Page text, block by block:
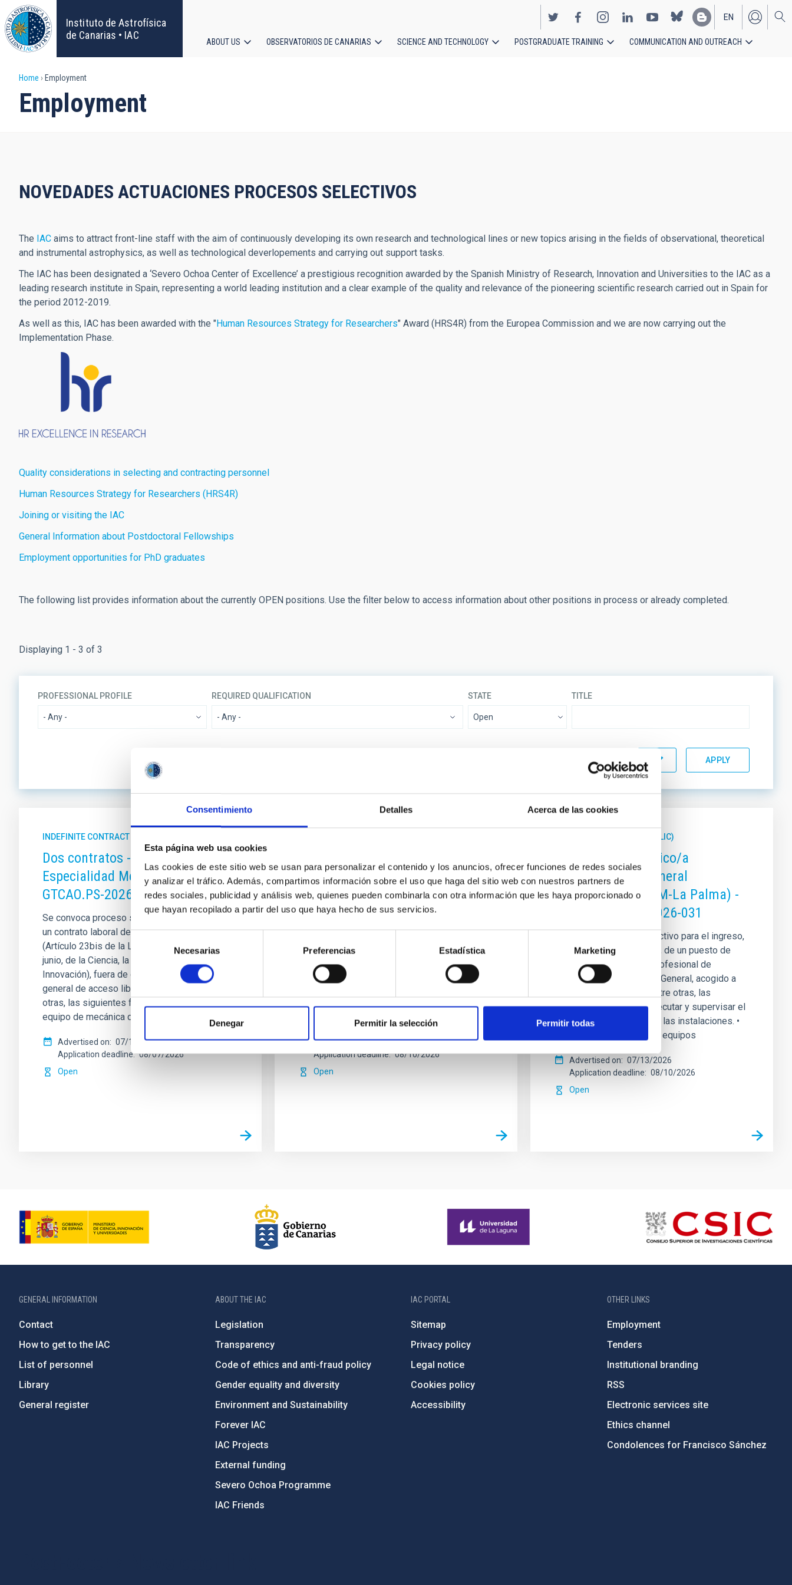
Consentimiento Detalles Acerca de las cookies
Esta página web usa cookies
Las cookies de este sitio web se usan para personalizar el contenido y los anuncios, ofrecer funciones de redes sociales
y analizar el tráfico. Además, compartimos información sobre el uso que haga del sitio web con nuestros partners de
redes sociales, publicidad y análisis web, quienes pueden combinarla con otra información que les haya proporcionado o
que hayan recopilado a partir del uso que haya hecho de sus servicios.
de
consentimiento
Necesarias Preferencias Estadística Marketing
Denegar Permitir la selección Permitir todas
Skip
to
main
content
Instituto de Astrofísica
de Canarias • IAC
EN
ES
ABOUT US OBSERVATORIOS DE CANARIAS SCIENCE AND TECHNOLOGY POSTGRADUATE TRAINING COMMUNICATION AND OUTREACH
Breadcrumb
Home Employment
Employment
NOVEDADES ACTUACIONES PROCESOS SELECTIVOS
The IAC aims to attract front-line staff with the aim of continuously developing its own research and technological lines or new topics arising in the fields of observational, theoretical
and instrumental astrophysics, as well as technological deverlopements and carrying out support tasks.
The IAC has been designated a ‘Severo Ochoa Center of Excellence’ a prestigious recognition awarded by the Spanish Ministry of Research, Innovation and Universities to the IAC as a
leading research institute in Spain, representing a world leading institution and a clear example of the quality and relevance of the pioneering scientific research carried out in Spain for
the period 2012-2019.
As well as this, IAC has been awarded with the "Human Resources Strategy for Researchers" Award (HRS4R) from the Europea Commission and we are now carrying out the
Implementation Phase.
Quality considerations in selecting and contracting personnel
Human Resources Strategy for Researchers (HRS4R)
Joining or visiting the IAC
General Information about Postdoctoral Fellowships
Employment opportunities for PhD graduates
The following list provides information about the currently OPEN positions. Use the filter below to access information about other positions in process or already completed.
Displaying 1 - 3 of 3
PROFESSIONAL PROFILE REQUIRED QUALIFICATION STATE TITLE
- Any -
JOB DURATION
PROFESSIONAL CATEGORY
- Any -
ADVERTISED ON (MIN) SORT BY
INDEFINITE CONTRACT
Dos contratos - Ingeniería
Especialidad Mecánica-
GTCAO.PS-2026-057
Se convoca proceso selectivo para formalizar
un contrato laboral de duración indefinida
(Artículo 23bis de la Ley 14/2011, de 1 de
junio, de la Ciencia, la Tecnología y la
Innovación), fuera de convenio, por el sistema
general de acceso libre y que tendrá, entre
otras, las siguientes funciones: Dentro del
equipo de mecánica del proyecto sistema
Advertised on
07/17/2026
Application deadline
08/07/2026
Open
Especialidad Mecánica- Fijo
Laboral - PS-2026-032
Se convoca proceso selectivo para el ingreso,
como personal laboral fijo, de un puesto de
trabajo con la categoría profesional de
tendrá, entre otras, las siguientes funciones:
conjuntos, empleando máquinas herramienta
Advertised on
07/13/2026
Application deadline
08/10/2026
Open
PERMANENT (OPEN TO PUBLIC)
Un contrato - Técnico/a
Mantenimiento General
Observatorios (ORM-La Palma) -
Fijo Laboral -PS-2026-031
Se convoca proceso selectivo para el ingreso,
como personal laboral fijo, de un puesto de
trabajo con la categoría profesional de
Técnico/a Mantenimiento General, acogido a
Convenio y que tendrá, entre otras, las
siguientes funciones: • Ejecutar y supervisar el
mantenimiento general de las instalaciones. •
Responsabilizarse de los equipos
Advertised on
07/13/2026
Application deadline
08/10/2026
Open
GENERAL INFORMATION
Contact
How to get to the IAC
List of personnel
Library
General register
ABOUT THE IAC
Legislation
Transparency
Code of ethics and anti-fraud policy
Gender equality and diversity
Environment and Sustainability
Forever IAC
IAC Projects
External funding
Severo Ochoa Programme
IAC Friends
IAC PORTAL
Sitemap
Privacy policy
Legal notice
Cookies policy
Accessibility
OTHER LINKS
Employment
Tenders
Institutional branding
RSS
Electronic services site
Ethics channel
Condolences for Francisco Sánchez